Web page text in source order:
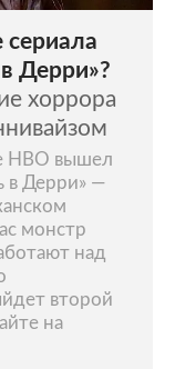
сериала
Дерри»?
хоррора
HBO вышел
в Дерри» —
монстр
над
второй
на